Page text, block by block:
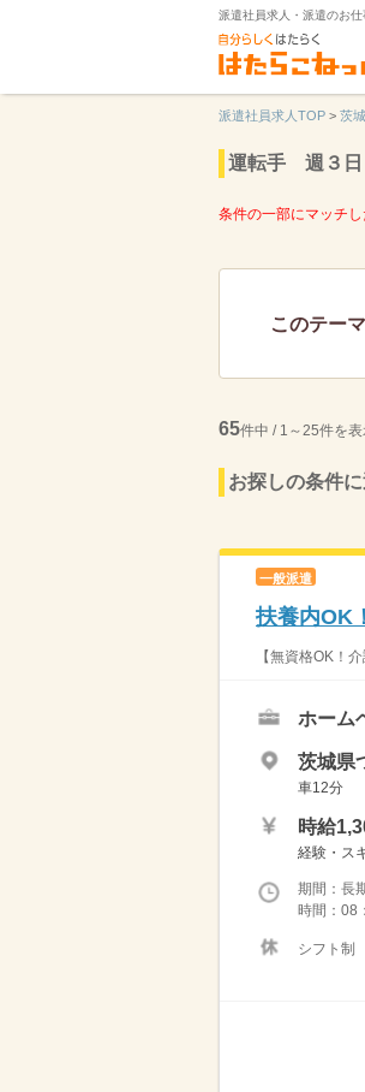
派遣社員求人・派遣のお仕
派遣社員求人TOP > 茨
運転手 週３
条件の一部にマッチ
このテー
65件中 / 1～25件を
お探しの条件
一般派遣
扶養内OK
【無資格OK！
ホーム
茨城県
車12分
時給
経験・ス
期間：
時間：08
シフト制